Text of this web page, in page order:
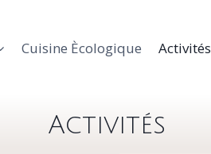
Cuisine Ècologique Activités
Activités